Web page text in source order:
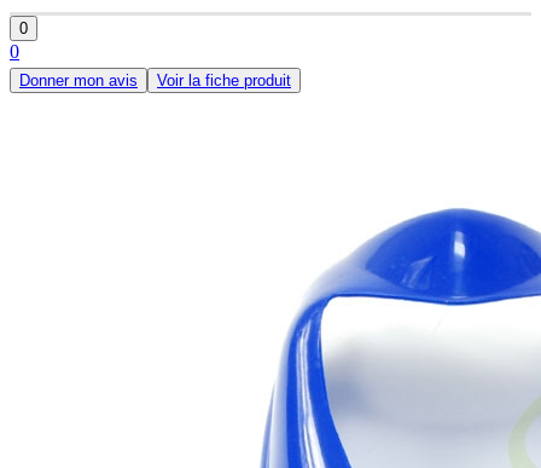
0
0
Donner mon avis Voir la fiche produit